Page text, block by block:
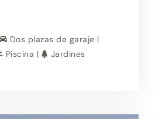
Dos plazas de garaje |
Piscina | Jardines